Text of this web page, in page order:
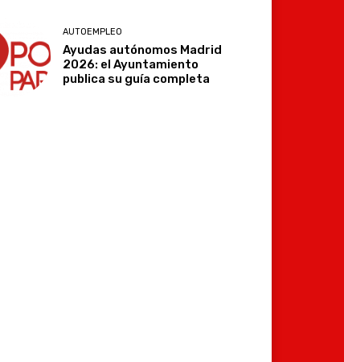
AUTOEMPLEO
Ayudas autónomos Madrid
2026: el Ayuntamiento
publica su guía completa